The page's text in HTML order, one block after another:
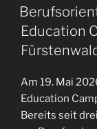
AM
Education
Am 19. Mai
Education
Bereits seit